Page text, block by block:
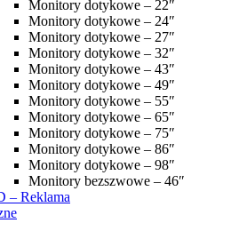
Monitory dotykowe – 22″
Monitory dotykowe – 24″
Monitory dotykowe – 27″
Monitory dotykowe – 32″
Monitory dotykowe – 43″
Monitory dotykowe – 49″
Monitory dotykowe – 55″
Monitory dotykowe – 65″
Monitory dotykowe – 75″
Monitory dotykowe – 86″
Monitory dotykowe – 98″
Monitory bezszwowe – 46″
– Reklama